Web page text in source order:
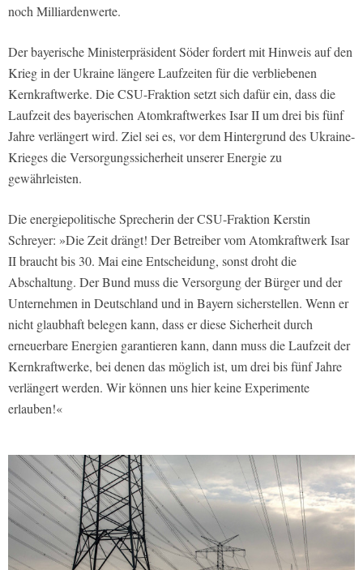
noch Milliardenwerte.
Der bayerische Ministerpräsident Söder fordert mit Hinweis auf den
Krieg in der Ukraine längere Laufzeiten für die verbliebenen
Kernkraftwerke. Die CSU-Fraktion setzt sich dafür ein, dass die
Laufzeit des bayerischen Atomkraftwerkes Isar II um drei bis fünf
Jahre verlängert wird. Ziel sei es, vor dem Hintergrund des Ukraine-
Krieges die Versorgungssicherheit unserer Energie zu
gewährleisten.
Die energiepolitische Sprecherin der CSU-Fraktion Kerstin
Schreyer: »Die Zeit drängt! Der Betreiber vom Atomkraftwerk Isar
II braucht bis 30. Mai eine Entscheidung, sonst droht die
Abschaltung. Der Bund muss die Versorgung der Bürger und der
Unternehmen in Deutschland und in Bayern sicherstellen. Wenn er
nicht glaubhaft belegen kann, dass er diese Sicherheit durch
erneuerbare Energien garantieren kann, dann muss die Laufzeit der
Kernkraftwerke, bei denen das möglich ist, um drei bis fünf Jahre
verlängert werden. Wir können uns hier keine Experimente
erlauben!«